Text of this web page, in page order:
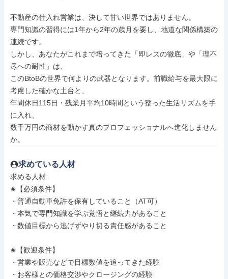
不動産の仕入れ営業は、決して甘い世界ではありません。
専門知識の習得には1年から2年の歳月を要し、地道な関係構築の
連続です。
しかし、あなたがこれまで培ってきた「即レスの徹底」や「理不
尽への耐性」は、
このBtoBの世界で何よりの武器となります。前職給与を最大限に
考慮した確かな土台と、
年間休日115日・残業月平均10時間という整った生活リズムを手
に入れ、
数千万円の商材を動かす真のプロフェッショナルへ進化しません
か。
求めている人材
求める人材:
✬【必須条件】
・普通自動車免許を保有していること（AT可）
・本気で専門知識を学ぶ覚悟と継続力があること
・数値目標から逃げずやり切る責任感があること
✬【歓迎条件】
・営業や販売などで目標数値を追ってきた経験
・お客様との価格交渉やクロージングの経験